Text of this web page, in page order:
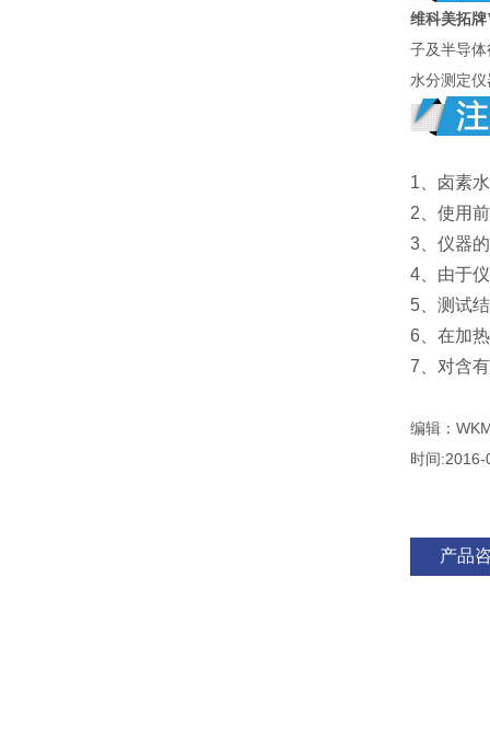
维科美拓牌
子及半导
水分测定
1、卤素
2、使用
3、仪器
4、由于
5、测试
6、在加
7、对含
编辑：
时间:2016-
产品